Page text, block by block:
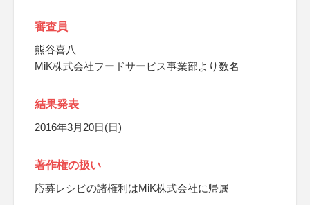
審査員
熊谷喜八
MiK株式会社フードサービス事業部より数名
結果発表
2016年3月20日(日)
著作権の扱い
応募レシピの諸権利はMiK株式会社に帰属